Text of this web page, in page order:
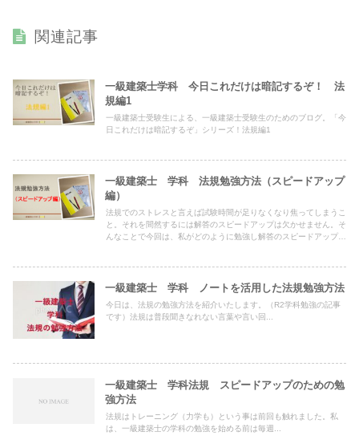
関連記事
一級建築士学科 今日これだけは暗記するぞ！ 法
規編1
一級建築士受験生による、一級建築士受験生のためのブログ。「今
日これだけは暗記するぞ」シリーズ！法規編1
一級建築士 学科 法規勉強方法（スピードアップ
編）
法規でのストレスと言えば試験時間が足りなくなり焦ってしまうこ
と。それを間然するには解答のスピードアップは欠かせません。そ
んなことで今回は、私がどのように勉強し解答のスピードアップを
一級建築士 学科 ノートを活用した法規勉強方法
今日は、法規の勉強方法を紹介いたします。（R2学科勉強の記事
です）法規は普段聞きなれない言葉や言い回...
一級建築士 学科法規 スピードアップのための勉
強方法
法規はトレーニング（力学も）という事は前回も触れました。私
は、一級建築士の学科の勉強を始める前は毎週...